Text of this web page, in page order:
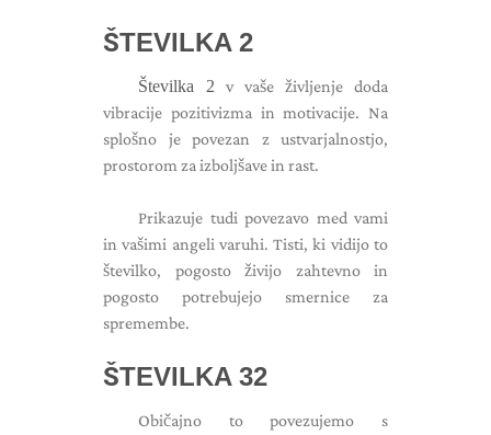
ŠTEVILKA 2
Številka 2 v vaše življenje doda
vibracije pozitivizma in motivacije. Na
splošno je povezan z ustvarjalnostjo,
prostorom za izboljšave in rast.
Prikazuje tudi povezavo med vami
in vašimi angeli varuhi. Tisti, ki vidijo to
številko, pogosto živijo zahtevno in
pogosto potrebujejo smernice za
spremembe.
ŠTEVILKA 32
Običajno to povezujemo s